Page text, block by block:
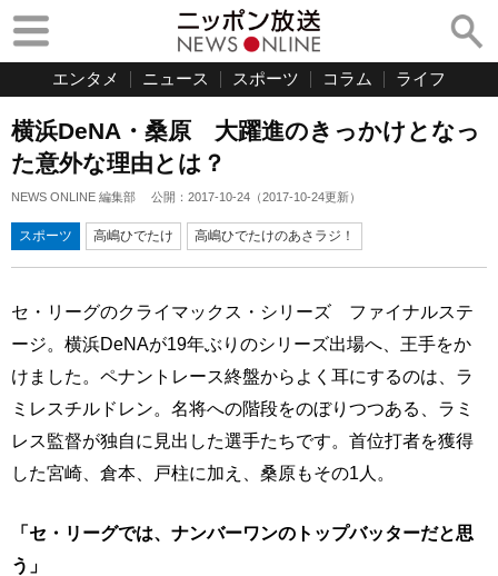
エンタメ ニュース スポーツ コラム ライフ
横浜DeNA・桑原 大躍進のきっかけとなっ
た意外な理由とは？
NEWS ONLINE 編集部 公開： 2017-10-24 （2017-10-24更新）
スポーツ 高嶋ひでたけ 高嶋ひでたけのあさラジ！
セ・リーグのクライマックス・シリーズ ファイナルステ
ージ。横浜DeNAが19年ぶりのシリーズ出場へ、王手をか
けました。ペナントレース終盤からよく耳にするのは、ラ
ミレスチルドレン。名将への階段をのぼりつつある、ラミ
レス監督が独自に見出した選手たちです。首位打者を獲得
した宮崎、倉本、戸柱に加え、桑原もその1人。
「セ・リーグでは、ナンバーワンのトップバッターだと思
う」